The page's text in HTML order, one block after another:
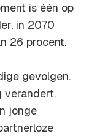
is één op
in 2070
26 procent.
gevolgen.
verandert.
jonge